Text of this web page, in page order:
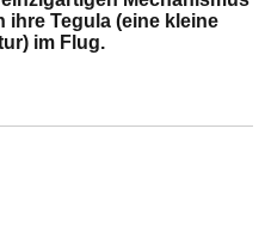
Tegula (eine kleine
im Flug.